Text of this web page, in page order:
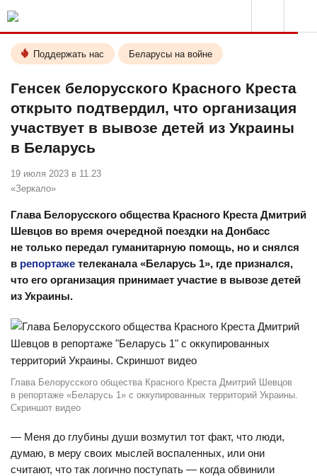
Поддержать нас Беларусы на войне
Генсек белорусского Красного Креста
открыто подтвердил, что организация
участвует в вывозе детей из Украины
в Беларусь
19 июля 2023 в 11.23
«Зеркало»
Глава Белорусского общества Красного Креста Дмитрий
Шевцов во время очередной поездки на Донбасс
не только передал гуманитарную помощь, но и снялся
в репортаже телеканала «Беларусь 1», где признался,
что его организация принимает участие в вывозе детей
из Украины.
Глава Белорусского общества Красного Креста Дмитрий Шевцов
в репортаже «Беларусь 1» с оккупированных территорий Украины.
Скриншот видео
— Меня до глубины души возмутил тот факт, что люди,
думаю, в меру своих мыслей воспаленных, или они
считают, что так логично поступать — когда обвинили